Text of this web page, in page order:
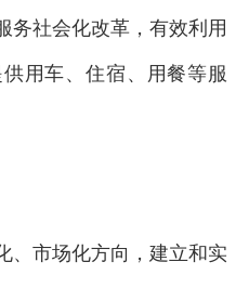
社会化改革，有效利用
用车、住宿、用餐等服
市场化方向，建立和实